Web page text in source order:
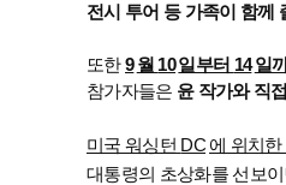
전시 투어 등 가족이 함께
또한9 월 10일부터 14 일
참가자들은 윤 작가와 직
미국 워싱턴 DC에 위치
대통령의 초상화를 선보